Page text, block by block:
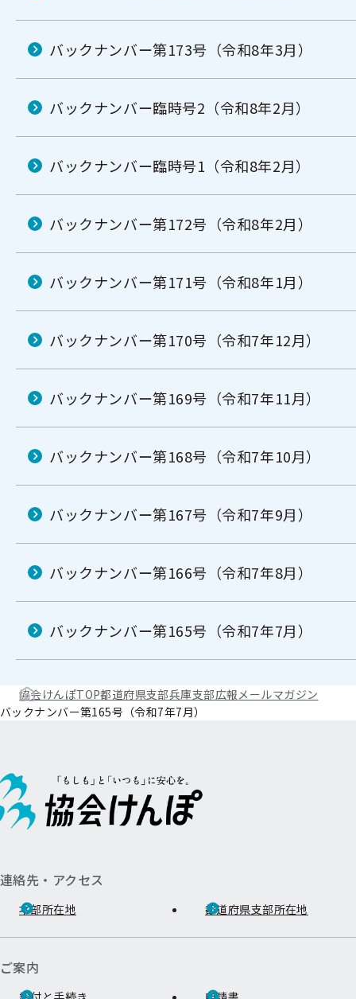
バックナンバー第173号（令和8年3月）
バックナンバー臨時号2（令和8年2月）
バックナンバー臨時号1（令和8年2月）
バックナンバー第172号（令和8年2月）
バックナンバー第171号（令和8年1月）
バックナンバー第170号（令和7年12月）
バックナンバー第169号（令和7年11月）
バックナンバー第168号（令和7年10月）
バックナンバー第167号（令和7年9月）
バックナンバー第166号（令和7年8月）
バックナンバー第165号（令和7年7月）
協会けんぽTOP都道府県支部兵庫支部広報メールマガジン
バックナンバー第165号（令和7年7月）
連絡先・アクセス
本部所在地 都道府県支部所在地
ご案内